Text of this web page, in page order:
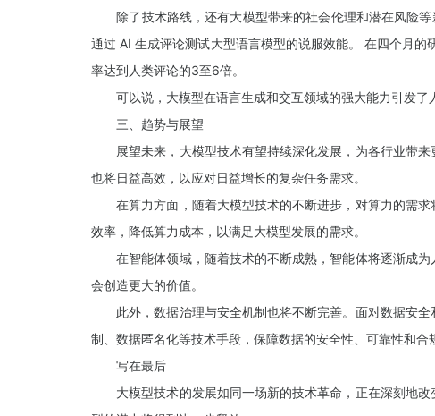
除了技术路线，还有大模型带来的社会伦理和潜在风险等
通过 AI 生成评论测试大型语言模型的说服效能。 在四个月
率达到人类评论的3至6倍。
可以说，大模型在语言生成和交互领域的强大能力引发了
三、趋势与展望
展望未来，大模型技术有望持续深化发展，为各行业带来
也将日益高效，以应对日益增长的复杂任务需求。
在算力方面，随着大模型技术的不断进步，对算力的需求
效率，降低算力成本，以满足大模型发展的需求。
在智能体领域，随着技术的不断成熟，智能体将逐渐成为
会创造更大的价值。
此外，数据治理与安全机制也将不断完善。面对数据安全
制、数据匿名化等技术手段，保障数据的安全性、可靠性和合
写在最后
大模型技术的发展如同一场新的技术革命，正在深刻地改